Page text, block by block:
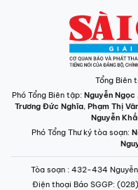
Tổng Biên
Phó Tổng Biên tập: Nguyễn Ngọc
Trương Đức Nghĩa, Phạm Thị
Nguyễn
Phó Tổng Thư ký tòa soạn:
Tòa soạn : 432-434 Nguyễn
Điện thoại Báo SGGP: